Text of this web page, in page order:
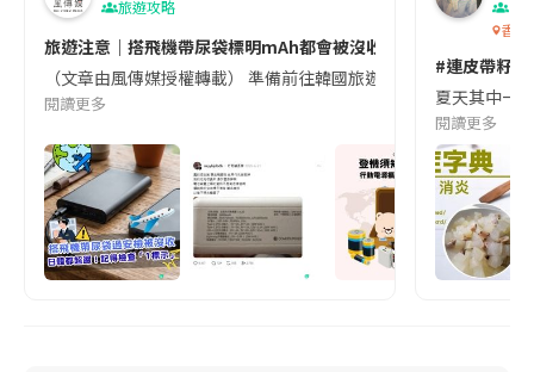
旅遊攻略
旅遊注意｜搭飛機帶尿袋標明mAh都會被沒收😱出發前切記檢查
（文章由風傳媒授權轉載） 準備前往韓國旅遊的民眾，近期要
閱讀更多
香港
#連皮帶籽
夏天其中一
閱讀更多